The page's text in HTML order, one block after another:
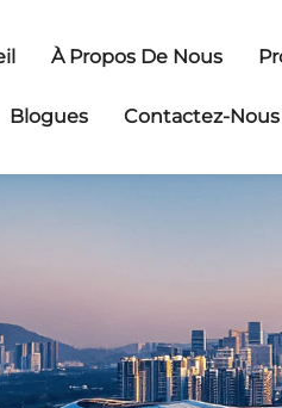
À Propos De Nous
Blogues Contactez-Nous